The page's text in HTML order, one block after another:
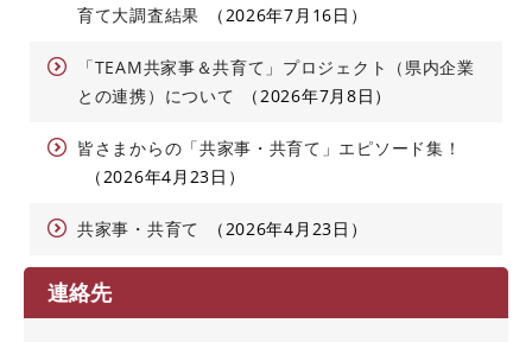
育て大調査結果
2026年7月16日
「TEAM共家事＆共育て」プロジェクト（県内企業
との連携）について
2026年7月8日
皆さまからの「共家事・共育て」エピソード集！
2026年4月23日
共家事・共育て 2026年4月23日
連絡先